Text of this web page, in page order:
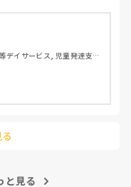
デイサービス, 児童発達支援
と見る